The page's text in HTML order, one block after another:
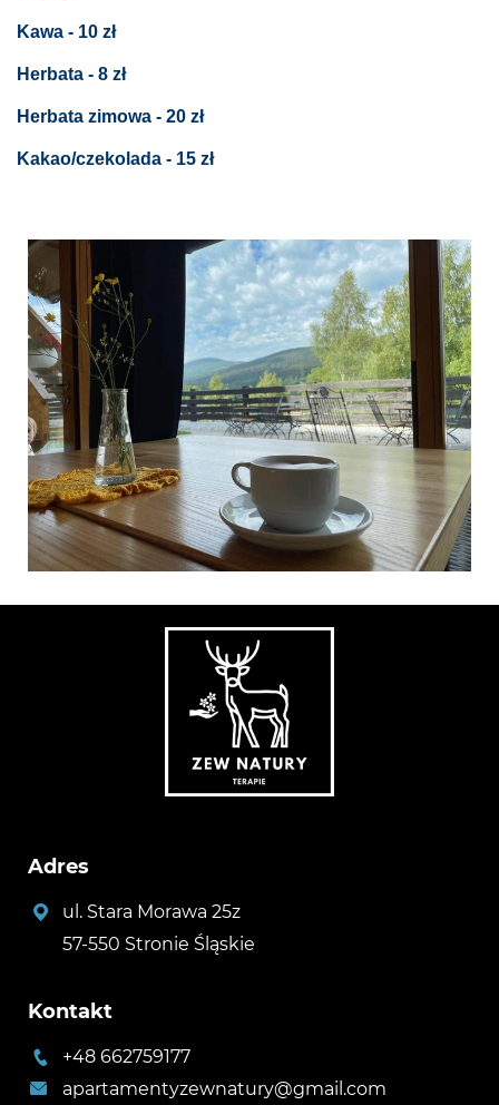
Kawa - 10 zł
Herbata - 8 zł
Herbata zimowa - 20 zł
Kakao/czekolada - 15 zł
Adres
ul. Stara Morawa 25z
57-550 Stronie Śląskie
Kontakt
+48 662759177
apartamentyzewnatury@gmail.com